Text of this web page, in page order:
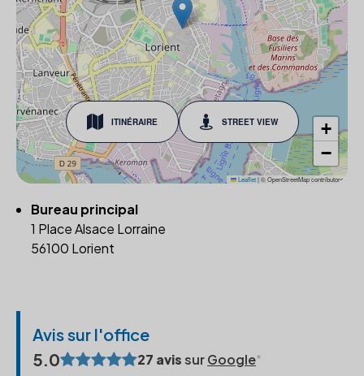
ITINÉRAIRE STREET VIEW
+
−
Leaflet|© OpenStreetMap contributors
Bureau principal
1 Place Alsace Lorraine
56100 Lorient
Avis sur l'office
5.0
27 avissurGoogle